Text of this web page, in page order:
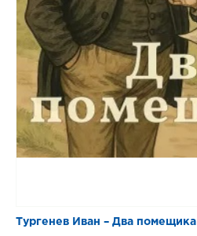
Тургенев Иван – Два помещика